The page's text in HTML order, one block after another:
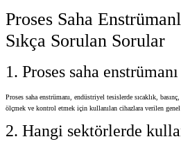
Proses Saha
Sıkça Sorulan Sorular
1. Proses saha
Proses saha enstrümanı, endüstriyel tesislerde sıcaklık,
ölçmek ve kontrol etmek için kullanılan cihazlara verilen genel
2. Hangi sektörlerde